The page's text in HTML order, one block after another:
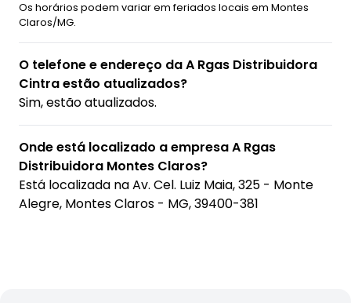
Os horários podem variar em feriados locais em Montes
Claros/MG.
O telefone e endereço da A Rgas Distribuidora
Cintra estão atualizados?
Sim, estão atualizados.
Onde está localizado a empresa A Rgas
Distribuidora Montes Claros?
Está localizada naAv. Cel. Luiz Maia, 325 - Monte
Alegre, Montes Claros - MG, 39400-381